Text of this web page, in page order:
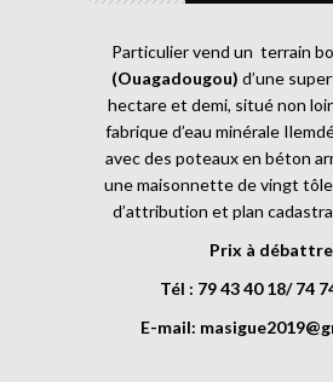
Particulier vend un terrain
(Ouagadougou) d’une
hectare et demi, situé non
fabrique d’eau minérale
avec des poteaux en béton
une maisonnette de vingt
d’attribution et plan
Prix à débattre
Tél : 79 43 40 18/ 74
E-mail: